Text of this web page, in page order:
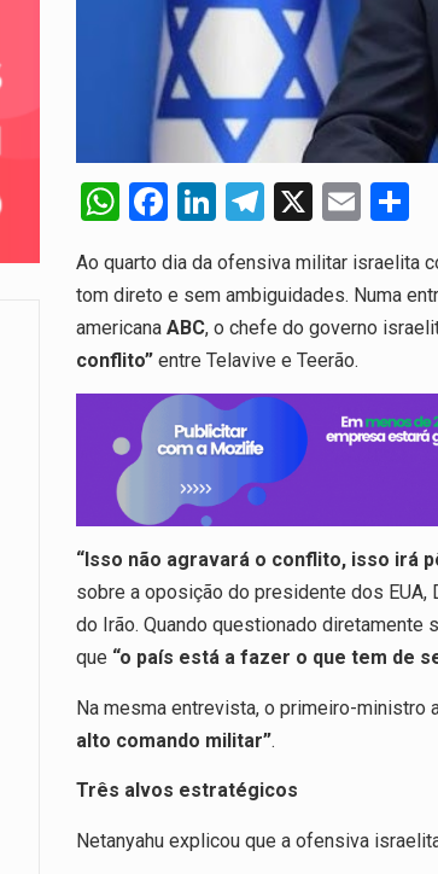
duas equipas que chegaram…
W
at
s
A
p
p
F
ce
b
o
o
k
Li
ke
dI
n
T
e
gr
a
m
X
E
ail
e
Ao quarto dia da ofensiva militar israelita
tom direto e sem ambiguidades. Numa
americana ABC, o chefe do governo
conflito” entre Telavive e Teerão.
“Isso não agravará o conflito, isso irá
sobre a oposição do presidente dos EUA,
do Irão. Quando questionado diretamente
que “o país está a fazer o que tem de
Na mesma entrevista, o primeiro-ministro
alto comando militar”.
Três alvos estratégicos
Netanyahu explicou que a ofensiva